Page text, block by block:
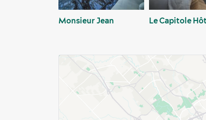
Monsieur Jean Le Capitole